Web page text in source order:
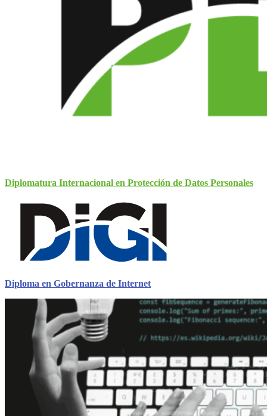
Diplomatura Internacional en Protección de Datos Personales
Diploma en Gobernanza de Internet